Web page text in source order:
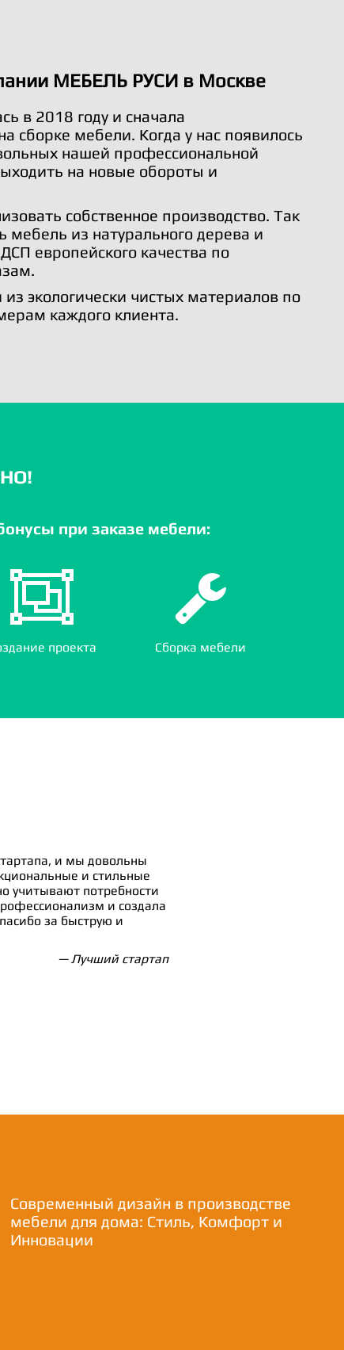
МЕБЕЛЬ РУСИ в Москве
в 2018 году и сначала
сборке мебели. Когда у нас появилось
нашей профессиональной
на новые обороты и
собственное производство. Так
мебель из натурального дерева и
европейского качества по
экологически чистых материалов по
каждого клиента.
при заказе мебели:
проекта Сборка мебели
и мы довольны
и стильные
учитывают потребности
и создала
за быструю и
— Лучший стартап
Современный дизайн в производстве
мебели для дома: Стиль, Комфорт и
Инновации